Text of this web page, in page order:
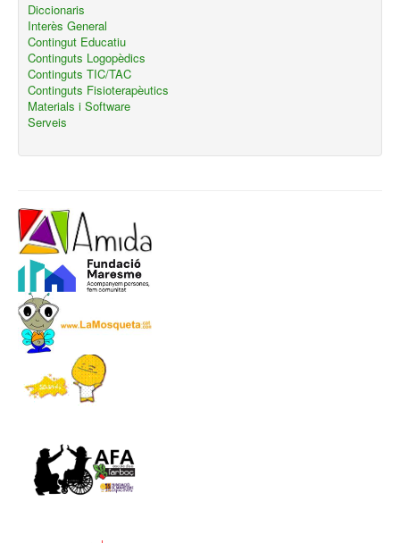
Diccionaris
Interès General
Contingut Educatiu
Continguts Logopèdics
Continguts TIC/TAC
Continguts Fisioterapèutics
Materials i Software
Serveis